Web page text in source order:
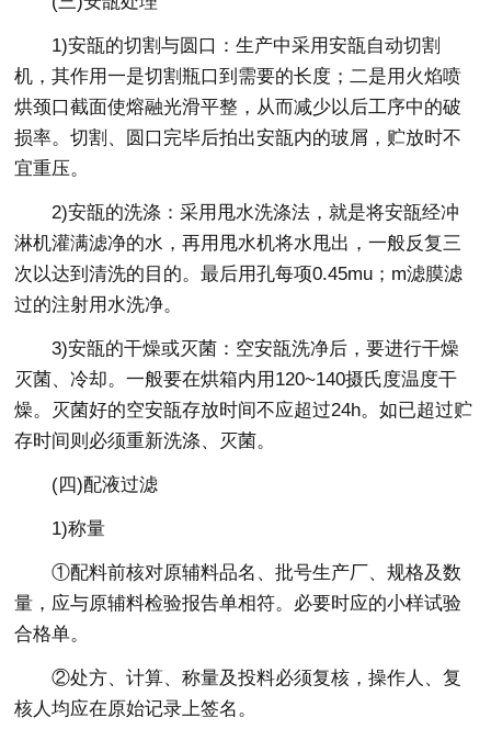
1)安瓿的切割与圆口：生产中采用安瓿自动切割
机，其作用一是切割瓶口到需要的长度；二是用火焰喷
烘颈口截面使熔融光滑平整，从而减少以后工序中的破
损率。切割、圆口完毕后拍出安瓿内的玻屑，贮放时不
宜重压。
2)安瓿的洗涤：采用甩水洗涤法，就是将安瓿经冲
淋机灌满滤净的水，再用甩水机将水甩出，一般反复三
次以达到清洗的目的。最后用孔每项0.45mu；m滤膜滤
过的注射用水洗净。
3)安瓿的干燥或灭菌：空安瓿洗净后，要进行干燥
灭菌、冷却。一般要在烘箱内用120~140摄氏度温度干
燥。灭菌好的空安瓿存放时间不应超过24h。如已超过贮
存时间则必须重新洗涤、灭菌。
(四)配液过滤
1)称量
①配料前核对原辅料品名、批号生产厂、规格及数
量，应与原辅料检验报告单相符。必要时应的小样试验
合格单。
②处方、计算、称量及投料必须复核，操作人、复
核人均应在原始记录上签名。